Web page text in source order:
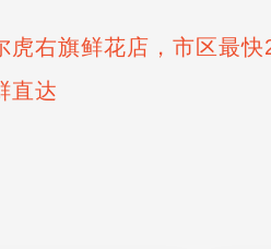
虎右旗鲜花店，市区最快
直达